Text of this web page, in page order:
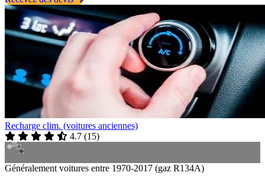
Recharge clim. (voitures anciennes)
4.7 (15)
Généralement voitures entre 1970-2017 (gaz R134A)